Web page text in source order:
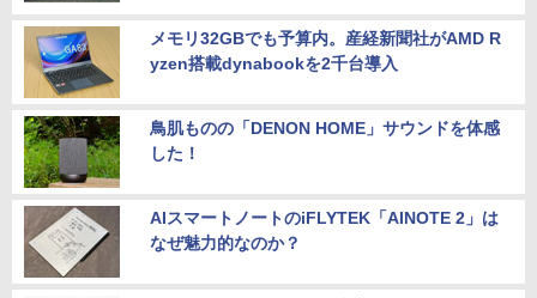
メモリ32GBでも予算内。産経新聞社がAMD R
yzen搭載dynabookを2千台導入
鳥肌ものの「DENON HOME」サウンドを体感
した！
AIスマートノートのiFLYTEK「AINOTE 2」は
なぜ魅力的なのか？